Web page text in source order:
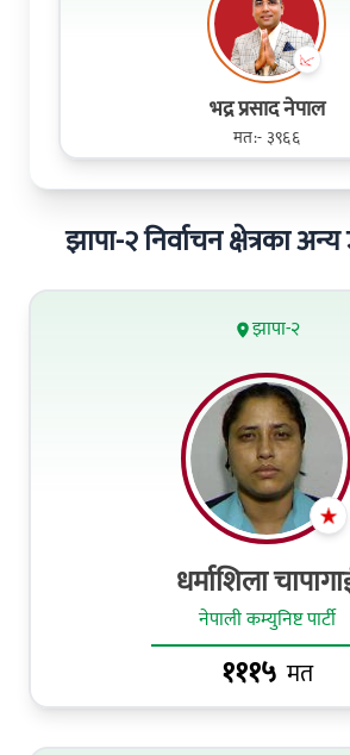
भद्र प्रसाद नेपाल
मत:- ३९६६
झापा-२ निर्वाचन क्षेत्रका
झापा-२
धर्माशिला
नेपाली कम्युनिष्ट पार्टी
१११५ मत